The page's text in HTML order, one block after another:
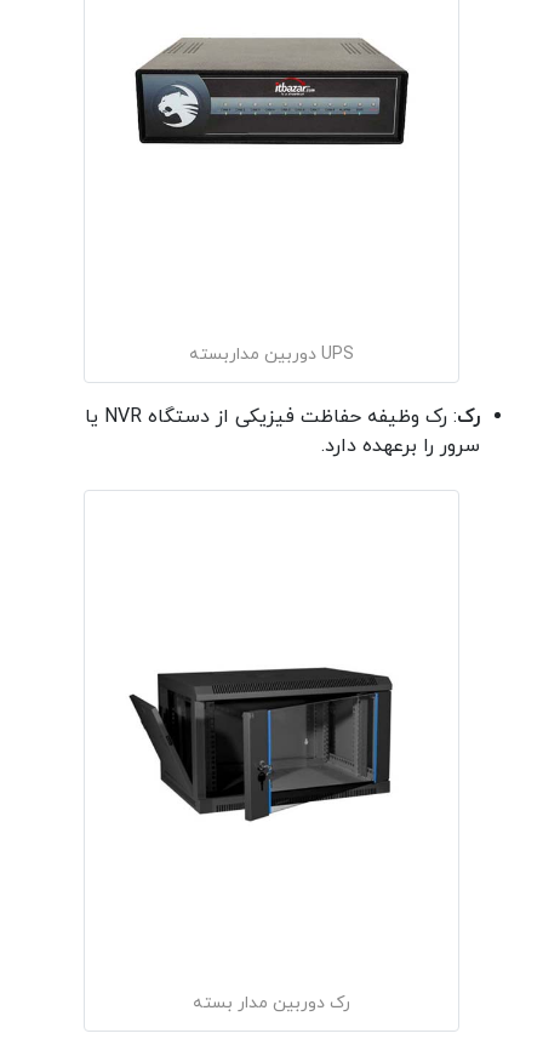
UPS دوربین مداربسته
رک
: رک وظیفه حفاظت فیزیکی از دستگاه NVR یا
سرور را برعهده دارد.
رک دوربین مدار بسته